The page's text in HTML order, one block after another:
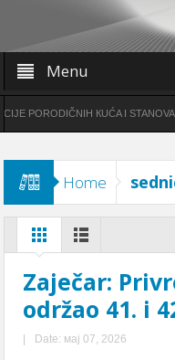
Menu
КUĆA I STANOVA
Home
Zajеčar:
održao 41. i
| Date: мај 07, 2026